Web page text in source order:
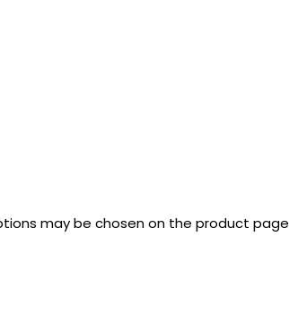
may be chosen on the product page